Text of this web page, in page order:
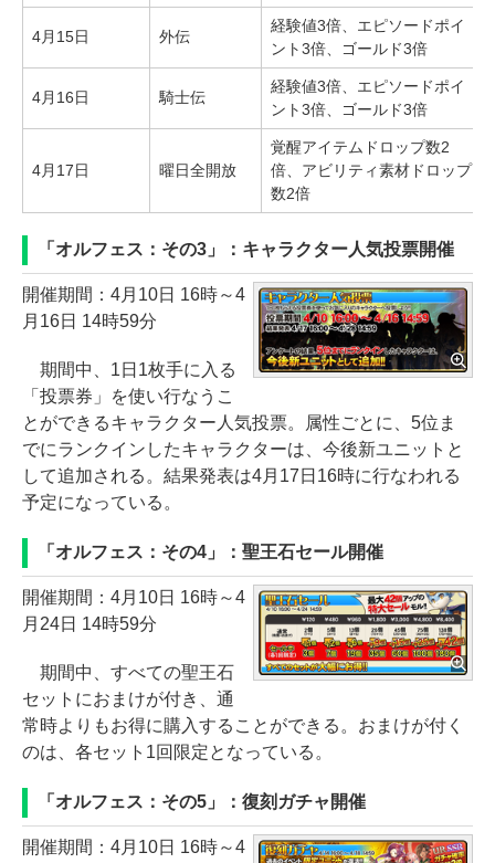
4月15日 外伝
経験値3倍、エピソードポイ
ント3倍、ゴールド3倍
4月16日 騎士伝
経験値3倍、エピソードポイ
ント3倍、ゴールド3倍
4月17日 曜日全開放
覚醒アイテムドロップ数2
倍、アビリティ素材ドロップ
数2倍
「オルフェス：その3」：キャラクター人気投票開催
開催期間：4月10日 16時～4
月16日 14時59分
期間中、1日1枚手に入る
「投票券」を使い行なうこ
とができるキャラクター人気投票。属性ごとに、5位ま
でにランクインしたキャラクターは、今後新ユニットと
して追加される。結果発表は4月17日16時に行なわれる
予定になっている。
「オルフェス：その4」：聖王石セール開催
開催期間：4月10日 16時～4
月24日 14時59分
期間中、すべての聖王石
セットにおまけが付き、通
常時よりもお得に購入することができる。おまけが付く
のは、各セット1回限定となっている。
「オルフェス：その5」：復刻ガチャ開催
開催期間：4月10日 16時～4